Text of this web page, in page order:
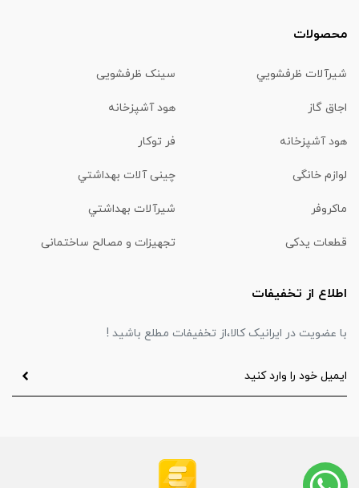
محصولات
شیرآلات ظرفشويي سینک ظرفشویی
اجاق گاز هود آشپزخانه
هود آشپزخانه فر توکار
لوازم خانگی چینی آلات بهداشتي
ماكروفر شیرآلات بهداشتي
قطعات یدکی تجهیزات و مصالح ساختمانی
اطلاع از تخفیفات
با عضویت در ایرانیک کالا،از تخفیفات مطلع باشید !